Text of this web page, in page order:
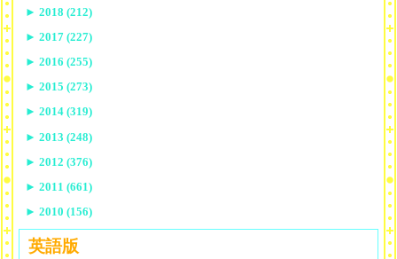
► 2018 (212)
► 2017 (227)
► 2016 (255)
► 2015 (273)
► 2014 (319)
► 2013 (248)
► 2012 (376)
► 2011 (661)
► 2010 (156)
英語版